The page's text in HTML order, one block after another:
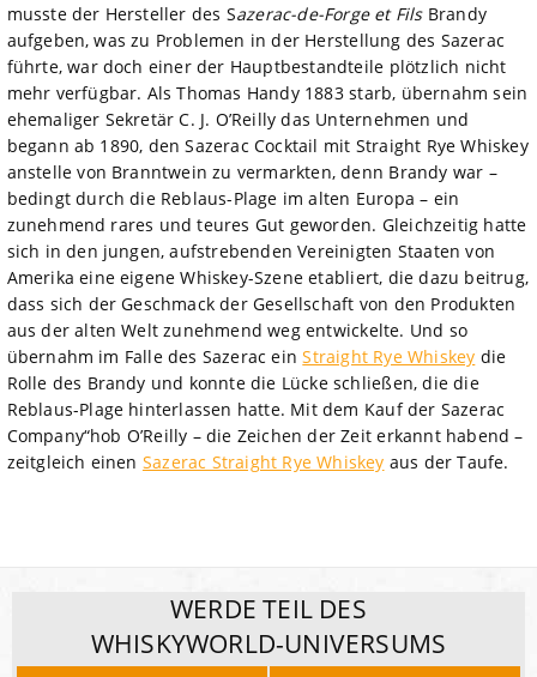
musste der Hersteller des Sazerac-de-Forge et FilsBrandy
aufgeben, was zu Problemen in der Herstellung des Sazerac
führte, war doch einer der Hauptbestandteile plötzlich nicht
mehr verfügbar. Als Thomas Handy 1883 starb, übernahm sein
ehemaliger Sekretär C. J. O’Reilly das Unternehmen und
begann ab 1890, den Sazerac Cocktail mit Straight Rye Whiskey
anstelle von Branntwein zu vermarkten, denn Brandy war –
bedingt durch die Reblaus-Plage im alten Europa – ein
zunehmend rares und teures Gut geworden. Gleichzeitig hatte
sich in den jungen, aufstrebenden Vereinigten Staaten von
Amerika eine eigene Whiskey-Szene etabliert, die dazu beitrug,
dass sich der Geschmack der Gesellschaft von den Produkten
aus der alten Welt zunehmend weg entwickelte. Und so
übernahm im Falle des Sazerac einStraight Rye Whiskey die
Rolle des Brandy und konnte die Lücke schließen, die die
Reblaus-Plage hinterlassen hatte. Mit dem Kauf der Sazerac
Company“hob O’Reilly – die Zeichen der Zeit erkannt habend –
zeitgleich einen Sazerac Straight Rye Whiskey aus der Taufe.
WERDE TEIL DES
WHISKYWORLD-UNIVERSUMS